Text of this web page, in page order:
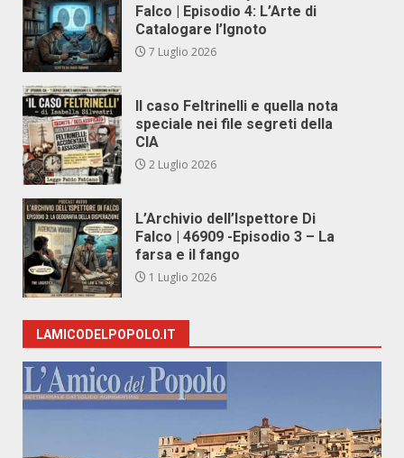
Falco | Episodio 4: L’Arte di
Catalogare l’Ignoto
7 Luglio 2026
Il caso Feltrinelli e quella nota
speciale nei file segreti della
CIA
2 Luglio 2026
L’Archivio dell’Ispettore Di
Falco | 46909 -Episodio 3 – La
farsa e il fango
1 Luglio 2026
LAMICODELPOPOLO.IT